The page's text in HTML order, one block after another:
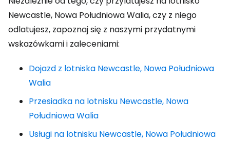
Newcastle, Nowa Południowa Walia, czy z niego
odlatujesz, zapoznaj się z naszymi przydatnymi
wskazówkami i zaleceniami:
Dojazd z lotniska Newcastle, Nowa Południowa
Walia
Przesiadka na lotnisku Newcastle, Nowa
Południowa Walia
Usługi na lotnisku Newcastle, Nowa Południowa